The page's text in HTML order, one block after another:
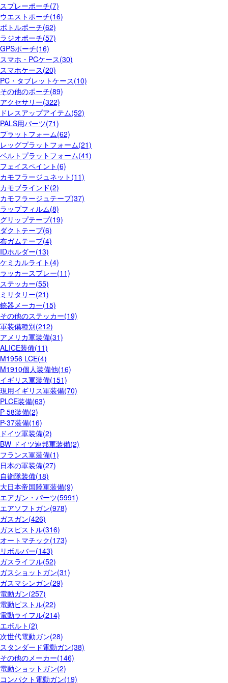
スプレーポーチ(7)
ウエストポーチ(16)
ボトルポーチ(62)
ラジオポーチ(57)
GPSポーチ(16)
スマホ・PCケース(30)
スマホケース(20)
PC・タブレットケース(10)
その他のポーチ(89)
アクセサリー(322)
ドレスアップアイテム(52)
PALS用パーツ(71)
プラットフォーム(62)
レッグプラットフォーム(21)
ベルトプラットフォーム(41)
フェイスペイント(6)
カモフラージュネット(11)
カモブラインド(2)
カモフラージュテープ(37)
ラップフィルム(8)
グリップテープ(19)
ダクトテープ(6)
布ガムテープ(4)
IDホルダー(13)
ケミカルライト(4)
ラッカースプレー(11)
ステッカー(55)
ミリタリー(21)
銃器メーカー(15)
その他のステッカー(19)
軍装備種別(212)
アメリカ軍装備(31)
ALICE装備(11)
M1956 LCE(4)
M1910個人装備他(16)
イギリス軍装備(151)
現用イギリス軍装備(70)
PLCE装備(63)
P-58装備(2)
P-37装備(16)
ドイツ軍装備(2)
BW ドイツ連邦軍装備(2)
フランス軍装備(1)
日本の軍装備(27)
自衛隊装備(18)
大日本帝国陸軍装備(9)
エアガン・パーツ(5991)
エアソフトガン(978)
ガスガン(426)
ガスピストル(316)
オートマチック(173)
リボルバー(143)
ガスライフル(52)
ガスショットガン(31)
ガスマシンガン(29)
電動ガン(257)
電動ピストル(22)
電動ライフル(214)
エボルト(2)
次世代電動ガン(28)
スタンダード電動ガン(38)
その他のメーカー(146)
電動ショットガン(2)
コンパクト電動ガン(19)